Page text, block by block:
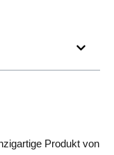
Produkt von